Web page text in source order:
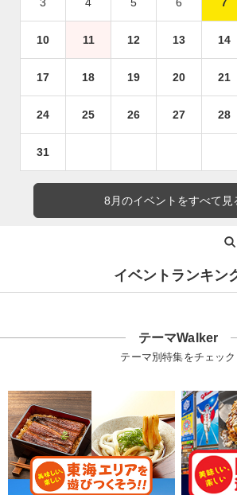
10 11 12 13 14
17 18 19 20 21
24 25 26 27 28
31
8月のイベントをすべて見
イベントランキン
テーマWalker
テーマ別特集をチェック